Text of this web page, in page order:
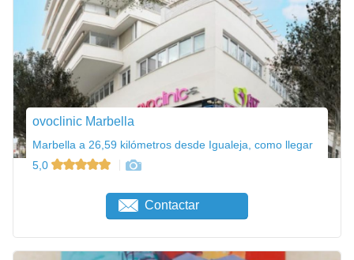
ovoclinic Marbella
Marbella a 26,59 kilómetros desde Igualeja, como llegar
5,0
Contactar